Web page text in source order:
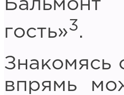
гость»3.
Знакомясь
впрямь